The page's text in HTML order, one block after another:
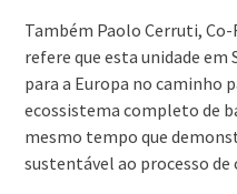
Também Paolo Cerruti,
refere que esta unidade
para a Europa no caminho
ecossistema completo de
mesmo tempo que
sustentável ao processo de